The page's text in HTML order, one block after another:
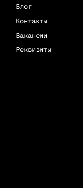
Блог
Контакты
Вакансии
Реквизиты